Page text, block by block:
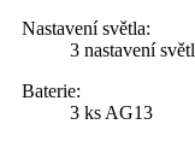
Nastavení světla:
3 nastavení
Baterie:
3 ks AG13